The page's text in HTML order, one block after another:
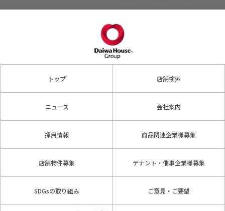
トップ 店舗検索
ニュース 会社案内
採用情報 商品関連企業様募集
店舗物件募集 テナント・催事企業様募集
SDGsの取り組み ご意見・ご要望